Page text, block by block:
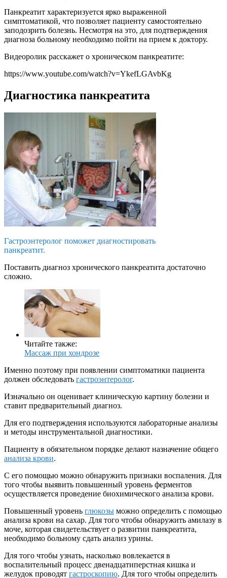
Панкреатит характеризуется ярко выраженной
симптоматикой, что позволяет пациенту самостоятельно
заподозрить болезнь. Несмотря на это, для подтверждения
диагноза больному необходимо пойти на прием к доктору.
Видеоролик расскажет о хроническом панкреатите:
https://www.youtube.com/watch?v=YkefLGAvbKg
Диагностика панкреатита
Гастроэнтеролог поможет диагностировать
панкреатит.
Поставить диагноз хронического панкреатита достаточно
сложно.
Читайте также:
Массаж при хондрозе
Именно поэтому при появлении симптоматики пациента
должен обследовать гастроэнтеролог.
Изначально он оценивает клиническую картину болезни и
ставит предварительный диагноз.
Для его подтверждения используются лабораторные анализы
и методы инструментальной диагностики.
Пациенту в обязательном порядке делают назначение общего
анализа крови.
С его помощью можно обнаружить признаки воспаления. Для
того чтобы выявить повышенный уровень ферментов
осуществляется проведение биохимического анализа крови.
Повышенный уровень глюкозы можно определить с помощью
анализа крови на сахар. Для того чтобы обнаружить амилазу в
моче, которая свидетельствует о развитии панкреатита,
необходимо больному сдать анализ урины.
Для того чтобы узнать, насколько вовлекается в
воспалительный процесс двенадцатиперстная кишка и
желудок проводят гастроскопию. Для того чтобы определить